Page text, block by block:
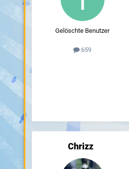
Gelöschte Benutzer
659
Chrizz